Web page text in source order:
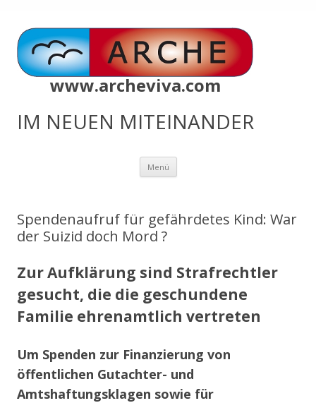
www.archeviva.com
IM NEUEN MITEINANDER
Menü Zum
springen
Spendenaufruf für gefährdetes Kind: War
der Suizid doch Mord ?
Zur Aufklärung sind Strafrechtler
gesucht, die die geschundene
Familie ehrenamtlich vertreten
Um Spenden zur Finanzierung von
öffentlichen Gutachter- und
Amtshaftungsklagen sowie für